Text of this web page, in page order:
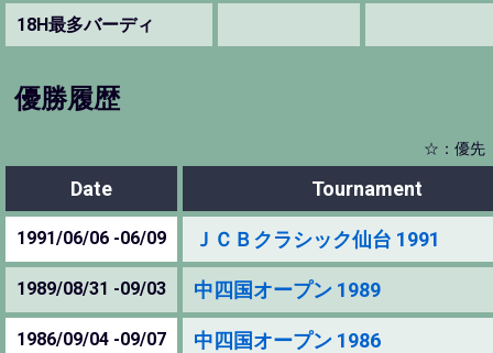
18H最多バーディ
優勝履歴
☆：優先
Date Tournament
1991/06/06 -06/09 ＪＣＢクラシック仙台 1991
1989/08/31 -09/03 中四国オープン 1989
1986/09/04 -09/07 中四国オープン 1986